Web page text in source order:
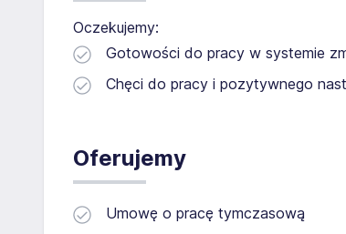
Oczekujemy:
Gotowości do pracy w systemie
Chęci do pracy i pozytywnego
Oferujemy
Umowę o pracę tymczasową